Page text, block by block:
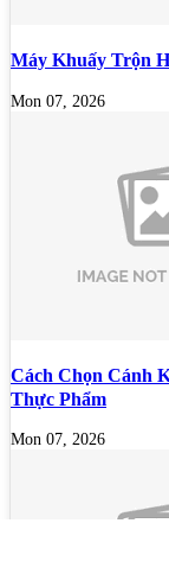
Máy Khuấy Trộn
Mon 07, 2026
Cách Chọn Cánh
Thực Phẩm
Mon 07, 2026